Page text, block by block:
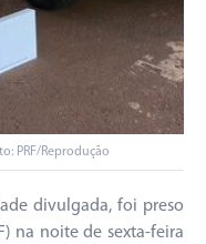
PRF/Reprodução
divulgada, foi preso
na noite de sexta-feira